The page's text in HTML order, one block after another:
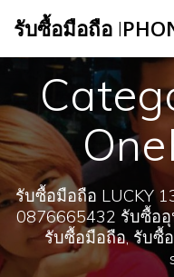
รับซื้อมือถือ I
รับซื้อมือถือ LUCKY
0876665432 รับซื้อ
รับซื้อมือถือ, รับซื้